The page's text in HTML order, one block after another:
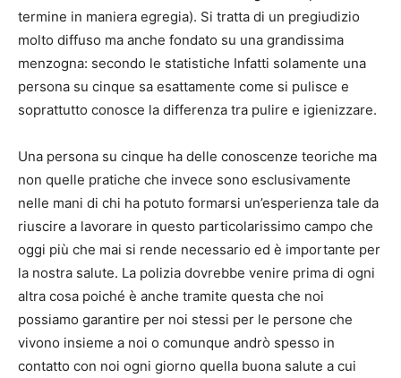
termine in maniera egregia). Si tratta di un pregiudizio
molto diffuso ma anche fondato su una grandissima
menzogna: secondo le statistiche Infatti solamente una
persona su cinque sa esattamente come si pulisce e
soprattutto conosce la differenza tra pulire e igienizzare.
Una persona su cinque ha delle conoscenze teoriche ma
non quelle pratiche che invece sono esclusivamente
nelle mani di chi ha potuto formarsi un’esperienza tale da
riuscire a lavorare in questo particolarissimo campo che
oggi più che mai si rende necessario ed è importante per
la nostra salute. La polizia dovrebbe venire prima di ogni
altra cosa poiché è anche tramite questa che noi
possiamo garantire per noi stessi per le persone che
vivono insieme a noi o comunque andrò spesso in
contatto con noi ogni giorno quella buona salute a cui